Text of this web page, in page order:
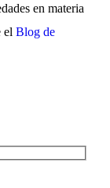
en materia
el Blog de